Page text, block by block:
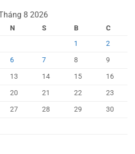
8 2026
N S B
C
1
2
6 7 8
9
13 14 15
16
20 21 22
23
27 28 29
30